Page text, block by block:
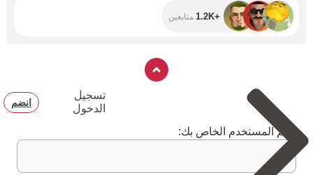
+1.2K متابعين
تسجيل
الدخول
انضم
اسم المستخدم الخاص بك: